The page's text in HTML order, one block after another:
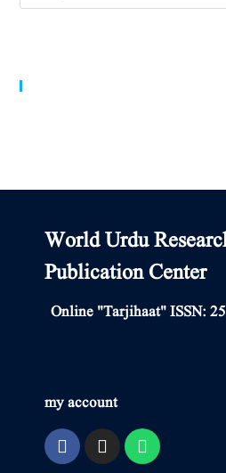
World Urdu
Publication Center
Online "Tarjihaat" ISSN:
my account